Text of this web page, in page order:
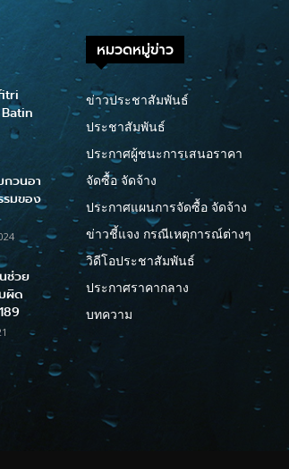
วนอา
มของ
ช่วย
ผิด
หมวดหมู่ข่าว
ข่าวประชาสัมพันธ์
ประชาสัมพันธ์
ประกาศผู้ชนะการเสนอราคา
จัดซื้อ จัดจ้าง
ประกาศแผนการจัดซื้อ จัดจ้าง
ข่าวชี้แจง กรณีเหตุการณ์ต่างๆ
วิดีโอประชาสัมพันธ์
ประกาศราคากลาง
บทความ